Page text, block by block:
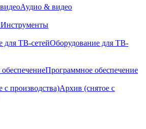
Аудио & видео
Инструменты
Оборудование для ТВ-
Программное обеспечение
Архив (снятое с